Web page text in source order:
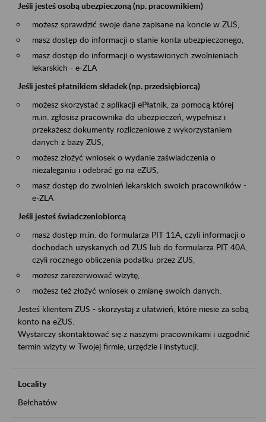
Jeśli jesteś osobą ubezpieczoną (np. pracownikiem)
możesz sprawdzić swoje dane zapisane na koncie w ZUS,
masz dostęp do informacji o stanie konta ubezpieczonego,
masz dostęp do informacji o wystawionych zwolnieniach
lekarskich - e-ZLA
Jeśli jesteś płatnikiem składek (np. przedsiębiorcą)
możesz skorzystać z aplikacji ePłatnik, za pomocą której
m.in. zgłosisz pracownika do ubezpieczeń, wypełnisz i
przekażesz dokumenty rozliczeniowe z wykorzystaniem
danych z bazy ZUS,
możesz złożyć wniosek o wydanie zaświadczenia o
niezaleganiu i odebrać go na eZUS,
masz dostęp do zwolnień lekarskich swoich pracowników -
e-ZLA
Jeśli jesteś świadczeniobiorcą
masz dostęp m.in. do formularza PIT 11A, czyli informacji o
dochodach uzyskanych od ZUS lub do formularza PIT 40A,
czyli rocznego obliczenia podatku przez ZUS,
możesz zarezerwować wizytę,
możesz też złożyć wniosek o zmianę swoich danych.
Jesteś klientem ZUS - skorzystaj z ułatwień, które niesie za sobą
konto na eZUS.
Wystarczy skontaktować się z naszymi pracownikami i uzgodnić
termin wizyty w Twojej firmie, urzędzie i instytucji.
Locality
Bełchatów